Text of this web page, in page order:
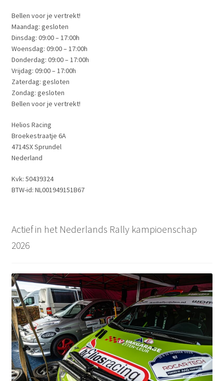
Bellen voor je vertrekt!
Maandag: gesloten
Dinsdag: 09:00 – 17:00h
Woensdag: 09:00 – 17:00h
Donderdag: 09:00 – 17:00h
Vrijdag: 09:00 – 17:00h
Zaterdag: gesloten
Zondag: gesloten
Bellen voor je vertrekt!
Helios Racing
Broekestraatje 6A
4714SX Sprundel
Nederland
Kvk: 50439324
BTW-id: NL001949151B67
Actief in het Nederlands Rally kampioenschap
2026